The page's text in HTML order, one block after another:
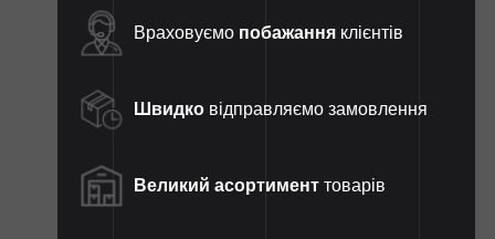
Враховуємо побажання клієнтів
Швидко відправляємо замовлення
Великий асортимент товарів